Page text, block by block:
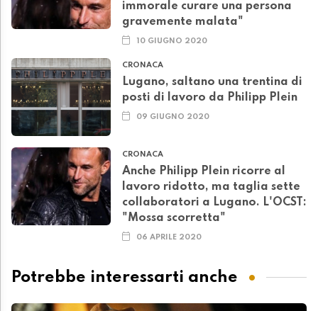
immorale curare una persona
gravemente malata"
10 GIUGNO 2020
CRONACA
Lugano, saltano una trentina di
posti di lavoro da Philipp Plein
09 GIUGNO 2020
CRONACA
Anche Philipp Plein ricorre al
lavoro ridotto, ma taglia sette
collaboratori a Lugano. L'OCST:
"Mossa scorretta"
06 APRILE 2020
Potrebbe interessarti anche